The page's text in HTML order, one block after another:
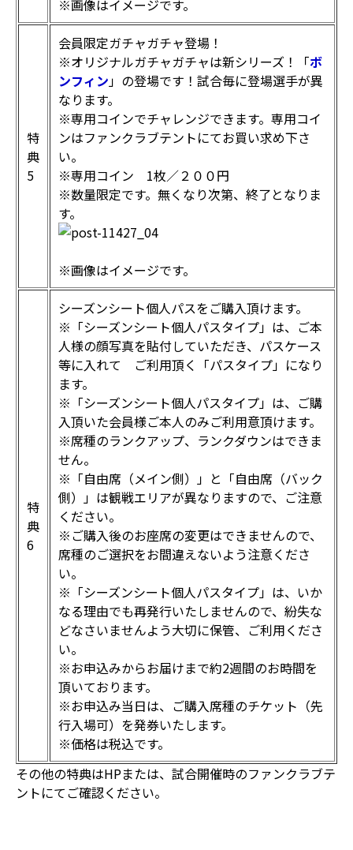
※画像はイメージです。
特
典
5
会員限定ガチャガチャ登場！
※オリジナルガチャガチャは新シリーズ！「ボ
ンフィン」の登場です！試合毎に登場選手が異
なります。
※専用コインでチャレンジできます。専用コイ
ンはファンクラブテントにてお買い求め下さ
い。
※専用コイン 1枚／２００円
※数量限定です。無くなり次第、終了となりま
す。
※画像はイメージです。
特
典
6
シーズンシート個人パスをご購入頂けます。
※「シーズンシート個人パスタイプ」は、ご本
人様の顔写真を貼付していただき、パスケース
等に入れて ご利用頂く「パスタイプ」になり
ます。
※「シーズンシート個人パスタイプ」は、ご購
入頂いた会員様ご本人のみご利用意頂けます。
※席種のランクアップ、ランクダウンはできま
せん。
※「自由席（メイン側）」と「自由席（バック
側）」は観戦エリアが異なりますので、ご注意
ください。
※ご購入後のお座席の変更はできませんので、
席種のご選択をお間違えないよう注意くださ
い。
※「シーズンシート個人パスタイプ」は、いか
なる理由でも再発行いたしませんので、紛失な
どなさいませんよう大切に保管、ご利用くださ
い。
※お申込みからお届けまで約2週間のお時間を
頂いております。
※お申込み当日は、ご購入席種のチケット（先
行入場可）を発券いたします。
※価格は税込です。
その他の特典はHPまたは、試合開催時のファンクラブテ
ントにてご確認ください。